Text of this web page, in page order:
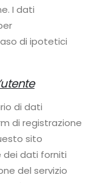
I dati
di ipotetici
di dati
di registrazione
sito
dei dati forniti
del servizio